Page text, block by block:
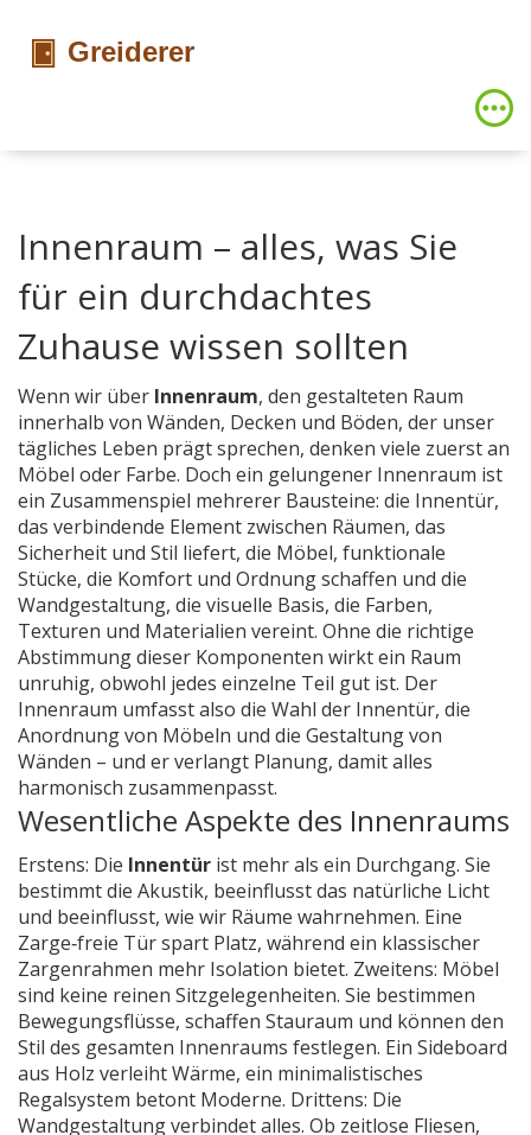
Innenraum – alles, was Sie
für ein durchdachtes
Zuhause wissen sollten
Wenn wir über Innenraum, den gestalteten Raum
innerhalb von Wänden, Decken und Böden, der unser
tägliches Leben prägtsprechen, denken viele zuerst an
Möbel oder Farbe. Doch ein gelungener Innenraum ist
ein Zusammenspiel mehrerer Bausteine: die Innentür,
das verbindende Element zwischen Räumen, das
Sicherheit und Stil liefert, die Möbel, funktionale
Stücke, die Komfort und Ordnung schaffen und die
Wandgestaltung, die visuelle Basis, die Farben,
Texturen und Materialien vereint. Ohne die richtige
Abstimmung dieser Komponenten wirkt ein Raum
unruhig, obwohl jedes einzelne Teil gut ist. Der
Innenraum umfasst also die Wahl der Innentür, die
Anordnung von Möbeln und die Gestaltung von
Wänden – und er verlangt Planung, damit alles
harmonisch zusammenpasst.
Wesentliche Aspekte des Innenraums
Erstens: Die Innentür ist mehr als ein Durchgang. Sie
bestimmt die Akustik, beeinflusst das natürliche Licht
und beeinflusst, wie wir Räume wahrnehmen. Eine
Zarge‑freie Tür spart Platz, während ein klassischer
Zargenrahmen mehr Isolation bietet. Zweitens: Möbel
sind keine reinen Sitzgelegenheiten. Sie bestimmen
Bewegungsflüsse, schaffen Stauraum und können den
Stil des gesamten Innenraums festlegen. Ein Sideboard
aus Holz verleiht Wärme, ein minimalistisches
Regalsystem betont Moderne. Drittens: Die
Wandgestaltung verbindet alles. Ob zeitlose Fliesen,